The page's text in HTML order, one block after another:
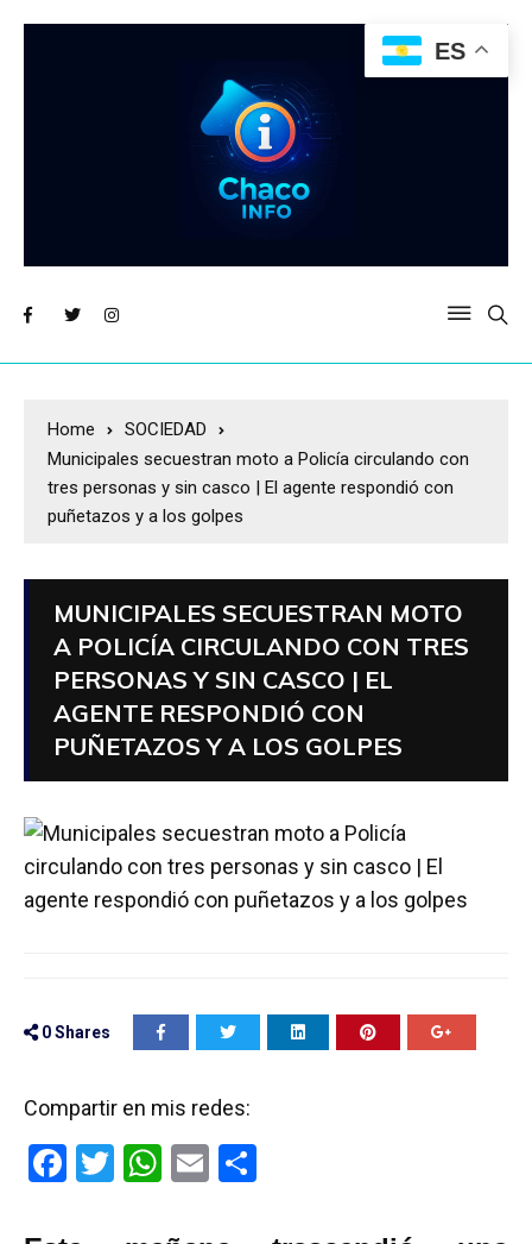
Home
SOCIEDAD
Municipales secuestran moto a Policía circulando con
tres personas y sin casco | El agente respondió con
puñetazos y a los golpes
MUNICIPALES SECUESTRAN MOTO
A POLICÍA CIRCULANDO CON TRES
PERSONAS Y SIN CASCO | EL
AGENTE RESPONDIÓ CON
PUÑETAZOS Y A LOS GOLPES
0Shares
Compartir en mis redes:
F
T
W E
ES